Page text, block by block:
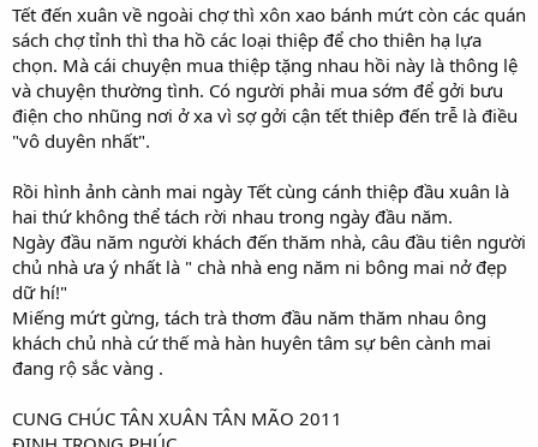
Tết đến xuân về ngoài chợ thì xôn xao bánh mứt còn các quán
sách chợ tỉnh thì tha hồ các loại thiệp để cho thiên hạ lựa
chọn. Mà cái chuyện mua thiệp tặng nhau hồi này là thông lệ
và chuyện thường tình. Có người phải mua sớm để gởi bưu
điện cho nhũng nơi ở xa vì sợ gởi cận tết thiêp đến trễ là điều
"vô duyên nhất".
Rồi hình ảnh cành mai ngày Tết cùng cánh thiệp đầu xuân là
hai thứ không thể tách rời nhau trong ngày đầu năm.
Ngày đầu năm người khách đến thăm nhà, câu đầu tiên người
chủ nhà ưa ý nhất là " chà nhà eng năm ni bông mai nở đẹp
dữ hí!"
Miếng mứt gừng, tách trà thơm đầu năm thăm nhau ông
khách chủ nhà cứ thế mà hàn huyên tâm sự bên cành mai
đang rộ sắc vàng .
CUNG CHÚC TÂN XUÂN TÂN MÃO 2011